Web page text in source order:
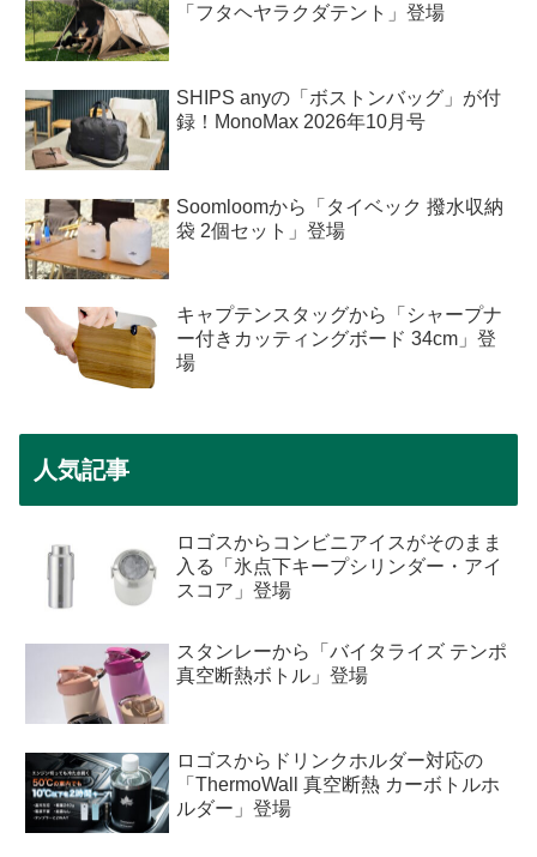
「フタヘヤラクダテント」登場
SHIPS anyの「ボストンバッグ」が付
録！MonoMax 2026年10月号
Soomloomから「タイベック 撥水収納
袋 2個セット」登場
キャプテンスタッグから「シャープナ
ー付きカッティングボード 34cm」登
場
人気記事
ロゴスからコンビニアイスがそのまま
入る「氷点下キープシリンダー・アイ
スコア」登場
スタンレーから「バイタライズ テンポ
真空断熱ボトル」登場
ロゴスからドリンクホルダー対応の
「ThermoWall 真空断熱 カーボトルホ
ルダー」登場